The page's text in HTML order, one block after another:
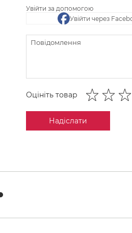
Увійти за допомогою
Увійти через
Оцініть товар
Надіслати